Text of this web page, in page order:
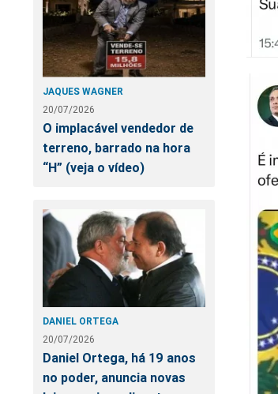
JAQUES WAGNER
20/07/2026
O implacável vendedor de
terreno, barrado na hora
“H” (veja o vídeo)
DANIEL ORTEGA
20/07/2026
Daniel Ortega, há 19 anos
no poder, anuncia novas